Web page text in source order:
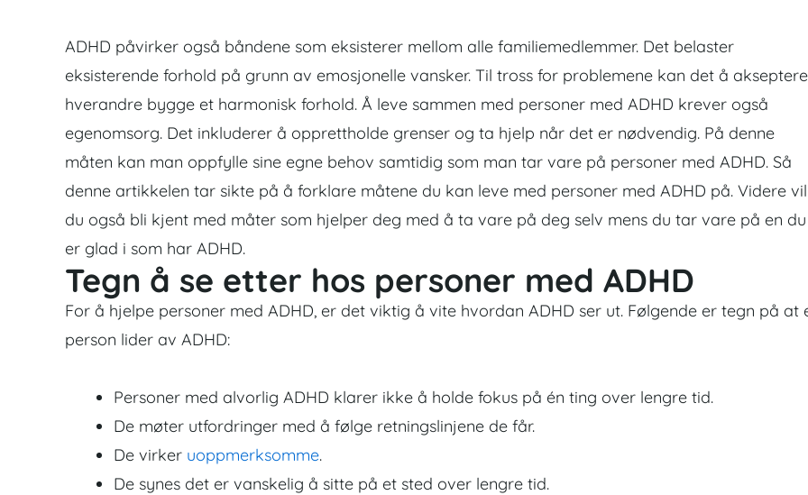
ADHD påvirker også båndene som eksisterer mellom alle familiemedlemmer. Det belaster
eksisterende forhold på grunn av emosjonelle vansker. Til tross for problemene kan det å akseptere
hverandre bygge et harmonisk forhold. Å leve sammen med personer med ADHD krever også
egenomsorg. Det inkluderer å opprettholde grenser og ta hjelp når det er nødvendig. På denne
måten kan man oppfylle sine egne behov samtidig som man tar vare på personer med ADHD. Så
denne artikkelen tar sikte på å forklare måtene du kan leve med personer med ADHD på. Videre vil
du også bli kjent med måter som hjelper deg med å ta vare på deg selv mens du tar vare på en du
er glad i som har ADHD.
Tegn å se etter hos personer med ADHD
For å hjelpe personer med ADHD, er det viktig å vite hvordan ADHD ser ut. Følgende er tegn på at
person lider av ADHD:
Personer med alvorlig ADHD klarer ikke å holde fokus på én ting over lengre tid.
De møter utfordringer med å følge retningslinjene de får.
De virker uoppmerksomme.
De synes det er vanskelig å sitte på et sted over lengre tid.